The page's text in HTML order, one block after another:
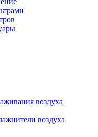
воздуха
воздуха